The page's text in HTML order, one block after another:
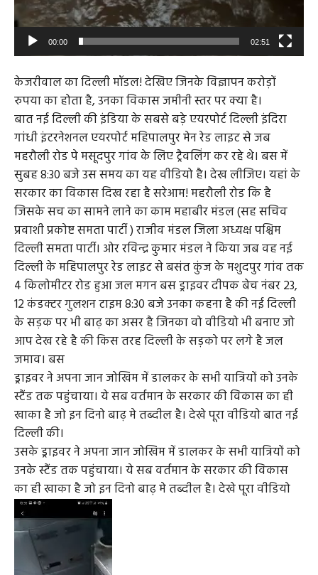
00:00 02:51
केजरीवाल का दिल्ली मॉडल! देखिए जिनके विज्ञापन करोड़ों
रुपया का होता है, उनका विकास जमीनी स्तर पर क्या है।
बात नई दिल्ली की इंडिया के सबसे बड़े एयरपोर्ट दिल्ली इंदिरा
गांधी इंटरनेशनल एयरपोर्ट महिपालपुर मेन रेड लाइट से जब
महरौली रोड पे मसूदपुर गांव के लिए ट्रैवलिंग कर रहे थे। बस में
सुबह 8:30 बजे उस समय का यह वीडियो है। देख लीजिए। यहां के
सरकार का विकास दिख रहा है सरेआम! महरौली रोड कि है
जिसके सच का सामने लाने का काम महाबीर मंडल (सह सचिव
प्रवाशी प्रकोष्ट समता पार्टी ) राजीव मंडल जिला अध्यक्ष पश्चिम
दिल्ली समता पार्टी। ओर रविन्द्र कुमार मंडल ने किया जब वह नई
दिल्ली के महिपालपुर रेड लाइट से बसंत कुंज के मशुदपुर गांव तक
4 किलोमीटर रोड हुआ जल मगन बस ड्राइवर दीपक बेच नंबर 23,
12 कंडक्टर गुलशन टाइम 8:30 बजे उनका कहना है की नई दिल्ली
के सड़क पर भी बाढ़ का असर है जिनका वो वीडियो भी बनाए जो
आप देख रहे है की किस तरह दिल्ली के सड़को पर लगे है जल
जमाव। बस
ड्राइवर ने अपना जान जोखिम में डालकर के सभी यात्रियों को उनके
स्टैंड तक पहुंचाया। ये सब वर्तमान के सरकार की विकास का ही
खाका है जो इन दिनो बाढ़ मे तब्दील है। देखे पूरा वीडियो बात नई
दिल्ली की।
उसके ड्राइवर ने अपना जान जोखिम में डालकर के सभी यात्रियों को
उनके स्टैंड तक पहुंचाया। ये सब वर्तमान के सरकार की विकास
का ही खाका है जो इन दिनो बाढ़ मे तब्दील है। देखे पूरा वीडियो